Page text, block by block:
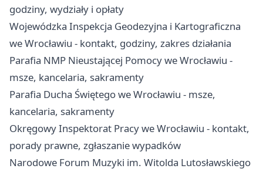
godziny, wydziały i opłaty
Wojewódzka Inspekcja Geodezyjna i Kartograficzna
we Wrocławiu - kontakt, godziny, zakres działania
Parafia NMP Nieustającej Pomocy we Wrocławiu -
msze, kancelaria, sakramenty
Parafia Ducha Świętego we Wrocławiu - msze,
kancelaria, sakramenty
Okręgowy Inspektorat Pracy we Wrocławiu - kontakt,
porady prawne, zgłaszanie wypadków
Narodowe Forum Muzyki im. Witolda Lutosławskiego